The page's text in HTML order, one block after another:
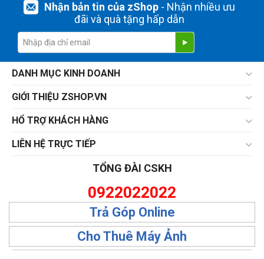
Nhận bản tin của zShop- Nhận nhiều ưu
đãi và quà tặng hấp dẫn
DANH MỤC KINH DOANH
GIỚI THIỆU ZSHOP.VN
HỔ TRỢ KHÁCH HÀNG
LIÊN HỆ TRỰC TIẾP
TỔNG ĐÀI CSKH
0922022022
Trả Góp Online
Cho Thuê Máy Ảnh